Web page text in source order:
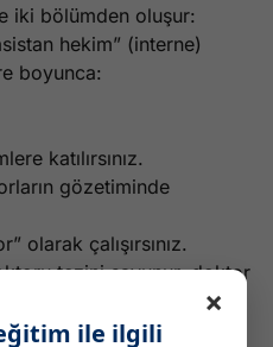
iki bölümden oluşur:
hekim” (interne)
boyunca:
katılırsınız.
gözetiminde
olarak çalışırsınız.
tezini savunur, doktor
diploması (DES)
×
ile ilgili